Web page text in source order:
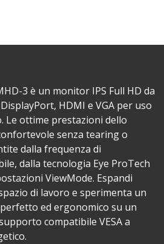
3 è un monitor IPS Full HD da
HDMI e VGA per uso
Le ottime prestazioni dello
senza tearing o
dalla frequenza di
dalla tecnologia Eye ProTech
ViewMode. Espandi
di lavoro e sperimenta un
ed ergonomico su un
compatibile VESA a